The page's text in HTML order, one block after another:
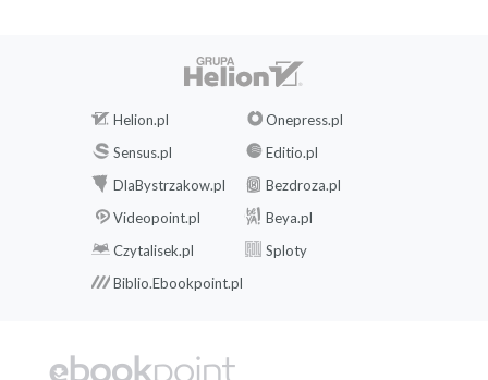
Helion.pl
Onepress.pl
Sensus.pl
Editio.pl
DlaBystrzakow.pl
Bezdroza.pl
Videopoint.pl
Beya.pl
Czytalisek.pl
Sploty
Biblio.Ebookpoint.pl